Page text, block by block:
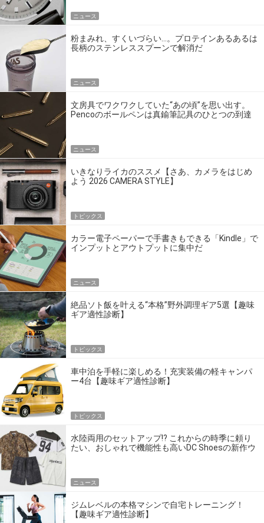
ニュース
粉まみれ、すくいづらい…。プロテインあるあるは
長柄のステンレススプーンで解消だ
ニュース
文房具でワクワクしていた“あの頃”を思い出す。
Pencoのボールペンは真鍮筆記具のひとつの到達
ニュース
いきなりライカのススメ【さあ、カメラをはじめ
よう 2026 CAMERA STYLE】
トピックス
カラー電子ペーパーで手書きもできる「Kindle」で
インプットとアウトプットに集中だ
ニュース
絶品ソト飯を叶える“本格”野外調理ギア5選【趣味
ギア適性診断】
トピックス
車中泊を手軽に楽しめる！充実装備の軽キャンパ
ー4台【趣味ギア適性診断】
トピックス
水陸両用のセットアップ!? これからの時季に頼り
たい、おしゃれで機能性も高いDC Shoesの新作ウ
ニュース
ジムレベルの本格マシンで自宅トレーニング！
【趣味ギア適性診断】